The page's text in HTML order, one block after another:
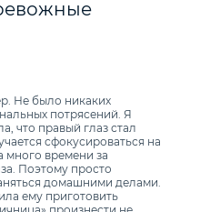
Не было никаких
потрясений. Я
что правый глаз стал
сфокусироваться на
много времени за
Поэтому просто
домашними делами.
ему приготовить